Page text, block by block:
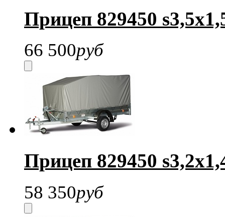
Прицеп 829450
66 500руб
Прицеп 829450
58 350руб